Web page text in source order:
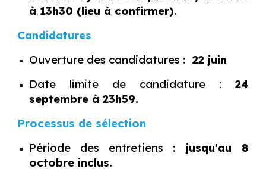
à 13h30 (lieu à confirmer).
Candidatures
Ouverture des candidatures : 22 juin
Date limite de candidature :
24
septembre à 23h59.
Processus de sélection
Période des entretiens : jusqu'au 8
octobre inclus.